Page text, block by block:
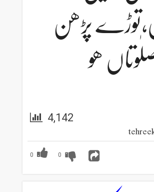
پڑھن
ھو
4,142
0 0